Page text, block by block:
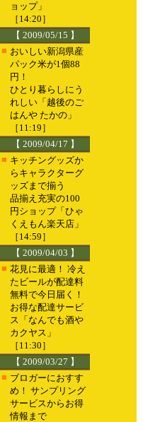
ョップ」
［14:20］
【 2009/05/15 】
■ おいしい新潟県産
パック米が1個88
円！
ひとり暮らしにう
れしい「越後のご
はんや たかの」
［11:19］
【 2009/04/17 】
■ キッチングッズか
らキャラクターグ
ッズまで揃う
品揃え充実の100
円ショップ「ひゃ
くえもん楽天店」
［14:59］
【 2009/04/03 】
■ 花見に最適！ 冷え
たビールが配達料
無料で今日届く！
お得な配達サービ
ス「なんでも酒や
カクヤス」
［11:30］
【 2009/03/27 】
■ ブロガーにおすす
め！ サンプリング
サービスからお得
情報まで